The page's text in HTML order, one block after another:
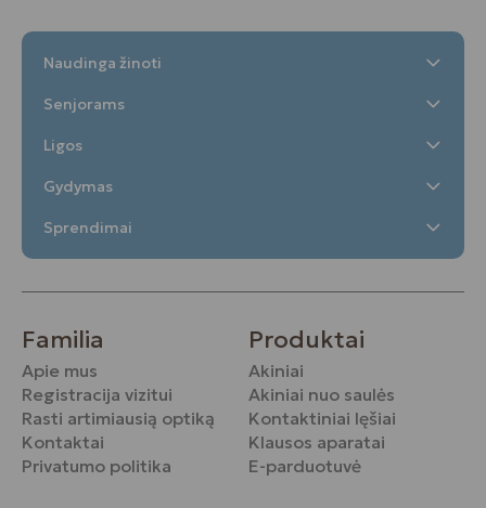
Naudinga žinoti
Senjorams
Ligos
Gydymas
Sprendimai
Familia
Apie mus
Registracija vizitui
Rasti artimiausią optiką
Kontaktai
Privatumo politika
Produktai
Akiniai
Akiniai nuo saulės
Kontaktiniai lęšiai
Klausos aparatai
E-parduotuvė